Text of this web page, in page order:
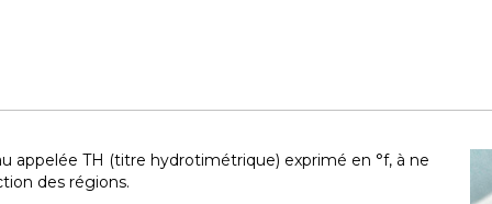
appelée TH (titre hydrotimétrique) exprimé en °f, à ne
des régions.